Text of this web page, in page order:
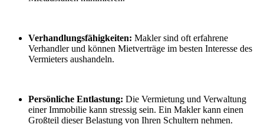
Verhandlungsfähigkeiten: Makler sind oft erfahrene
Verhandler und können Mietverträge im besten Interesse des
Vermieters aushandeln.
Persönliche Entlastung: Die Vermietung und Verwaltung
einer Immobilie kann stressig sein. Ein Makler kann einen
Großteil dieser Belastung von Ihren Schultern nehmen.